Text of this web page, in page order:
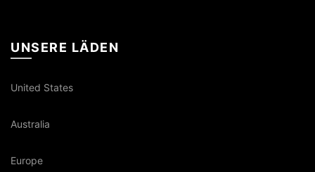
UNSERE LÄDEN
United States
Australia
Europe